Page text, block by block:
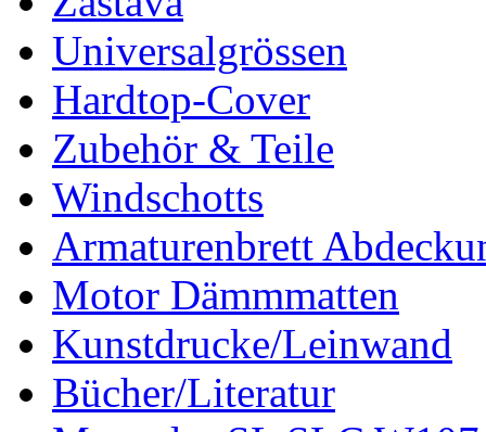
Universalgrössen
Hardtop-Cover
Zubehör & Teile
Windschotts
Armaturenbrett
Motor Dämmmatten
Kunstdrucke/Leinwand
Bücher/Literatur